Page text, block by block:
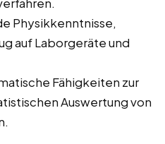
Physikkenntnisse,
auf Laborgeräte und
Fähigkeiten zur
Auswertung von